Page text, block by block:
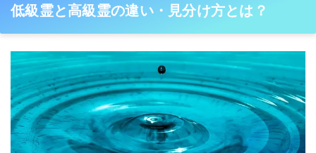
低級霊と高級霊の違い・見分け方とは？